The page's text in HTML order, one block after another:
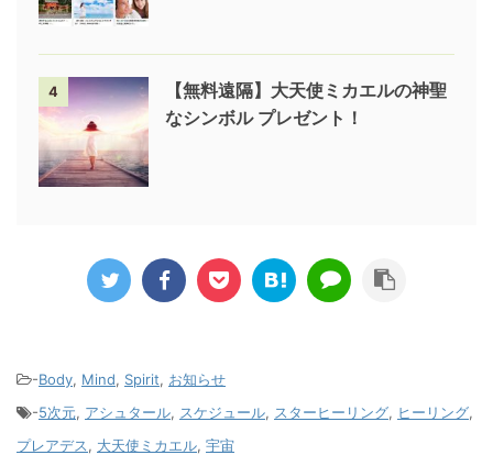
4
【無料遠隔】大天使ミカエルの神聖
なシンボル プレゼント！
-Body, Mind, Spirit, お知らせ
-5次元, アシュタール, スケジュール, スターヒーリング, ヒーリング,
プレアデス, 大天使ミカエル, 宇宙